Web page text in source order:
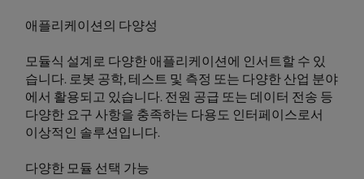
애플리케이션의 다양성
모듈식 설계로 다양한 애플리케이션에 인서트할 수 있
습니다. 로봇 공학, 테스트 및 측정 또는 다양한 산업 분야
에서 활용되고 있습니다. 전원 공급 또는 데이터 전송 등
다양한 요구 사항을 충족하는 다용도 인터페이스로서
이상적인 솔루션입니다.
다양한 모듈 선택 가능